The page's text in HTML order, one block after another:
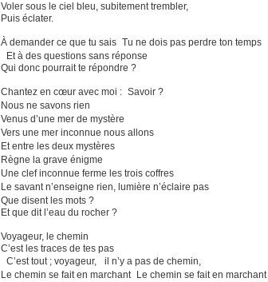
Voler sous le ciel bleu, subitement trembler,
Puis éclater.
À demander ce que tu sais Tu ne dois pas perdre ton temps
Et à des questions sans réponse
Qui donc pourrait te répondre ?
Chantez en cœur avec moi : Savoir ?
Nous ne savons rien
Venus d’une mer de mystère
Vers une mer inconnue nous allons
Et entre les deux mystères
Règne la grave énigme
Une clef inconnue ferme les trois coffres
Le savant n’enseigne rien, lumière n’éclaire pas
Que disent les mots ?
Et que dit l’eau du rocher ?
Voyageur, le chemin
C’est les traces de tes pas
C’est tout ; voyageur, il n’y a pas de chemin,
Le chemin se fait en marchant Le chemin se fait en marchant